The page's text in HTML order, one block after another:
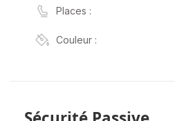
Places :
Couleur :